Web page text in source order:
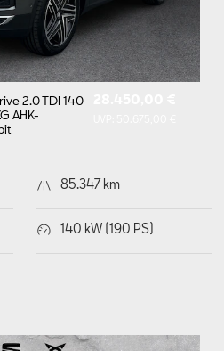
2.0 TDI 140
AHK-
85.347 km
140 kW (190 PS)